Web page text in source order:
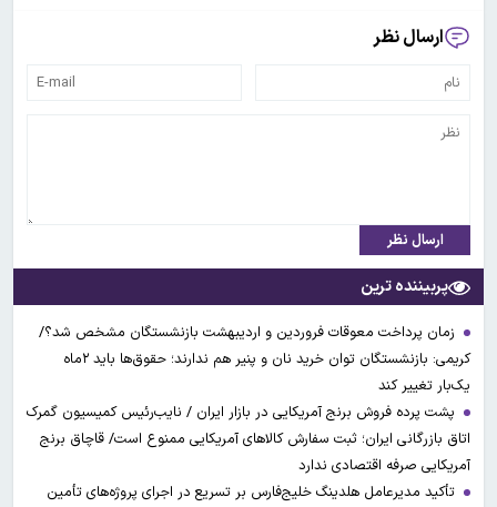
ارسال نظر
ارسال نظر
پربیننده ترین
زمان پرداخت معوقات فروردین و اردیبهشت بازنشستگان مشخص شد؟/
کریمی: بازنشستگان توان خرید نان و پنیر هم ندارند؛ حقوق‌ها باید ۲ماه
یک‌بار تغییر کند
پشت پرده فروش برنج آمریکایی در بازار ایران / نایب‌رئیس کمیسیون گمرک
اتاق بازرگانی ایران؛ ثبت سفارش کالاهای آمریکایی ممنوع است/ قاچاق برنج
آمریکایی صرفه اقتصادی ندارد
تأکید مدیرعامل هلدینگ خلیج‌فارس بر تسریع در اجرای پروژه‌های تأمین